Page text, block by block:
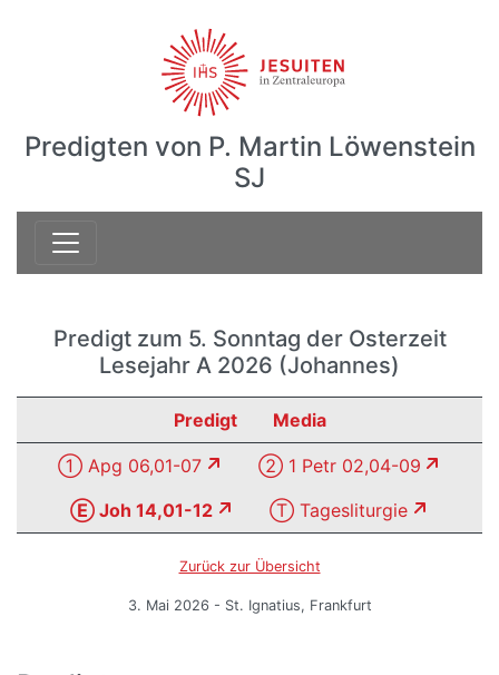
Predigten von P. Martin Löwenstein
SJ
Predigt zum 5. Sonntag der Osterzeit
Lesejahr A 2026 (Johannes)
Predigt Media
① Apg 06,01-07
② 1 Petr 02,04-09
Ⓔ Joh 14,01-12
Ⓣ Tagesliturgie
Zurück zur Übersicht
3. Mai 2026 - St. Ignatius, Frankfurt